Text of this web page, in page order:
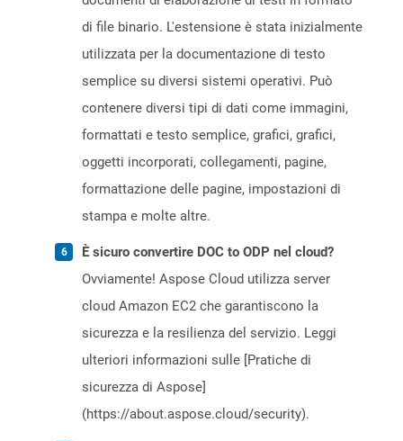
di file binario. L'estensione è stata inizialmente
utilizzata per la documentazione di testo
semplice su diversi sistemi operativi. Può
contenere diversi tipi di dati come immagini,
formattati e testo semplice, grafici, grafici,
oggetti incorporati, collegamenti, pagine,
formattazione delle pagine, impostazioni di
stampa e molte altre.
È sicuro convertire DOC to ODP nel cloud?
Ovviamente! Aspose Cloud utilizza server
cloud Amazon EC2 che garantiscono la
sicurezza e la resilienza del servizio. Leggi
ulteriori informazioni sulle [Pratiche di
sicurezza di Aspose]
(https://about.aspose.cloud/security).